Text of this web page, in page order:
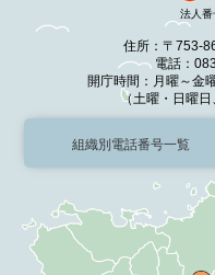
法人
住所：〒753-
電話：
開庁時間：月曜～金
（土曜・日曜
組織別電話番号一覧